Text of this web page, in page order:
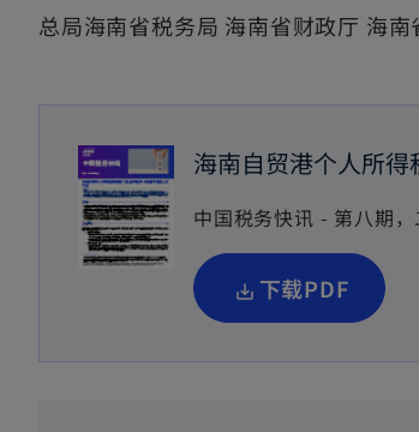
总局海南省税务局 海南省财政厅 海
海南自贸港个人所
中国税务快讯 - 第八期
下载PDF
o
p
e